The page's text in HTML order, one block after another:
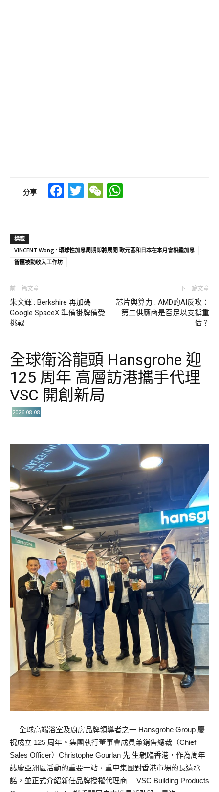
分享 Facebook
TwitterWeChat
標籤
VINCENT Wong : 環球性加息周期即將展開 歐元區和日本在本月會相繼加息
智匯被動收入工作坊
前一篇文章
朱文輝 : Berkshire 再加碼
Google SpaceX 準備掛牌備受
挑戰
下一篇文章
芯片與算力 : AMD的AI反攻：
第二供應商是否足以支撐重
估？
全球衛浴龍頭 Hansgrohe 迎
125 周年 高層訪港攜手代理
VSC 開創新局
2026-08-08
— 全球高端浴室及廚房品牌領導者之一 Hansgrohe Group 慶
祝成立 125 周年。集團執行董事會成員兼銷售總裁（Chief
Sales Officer）Christophe Gourlan 先 生親臨香港，作為周年
誌慶亞洲區活動的重要一站，重申集團對香港市場的長遠承
諾，並正式介紹新任品牌授權代理商— VSC Building Products